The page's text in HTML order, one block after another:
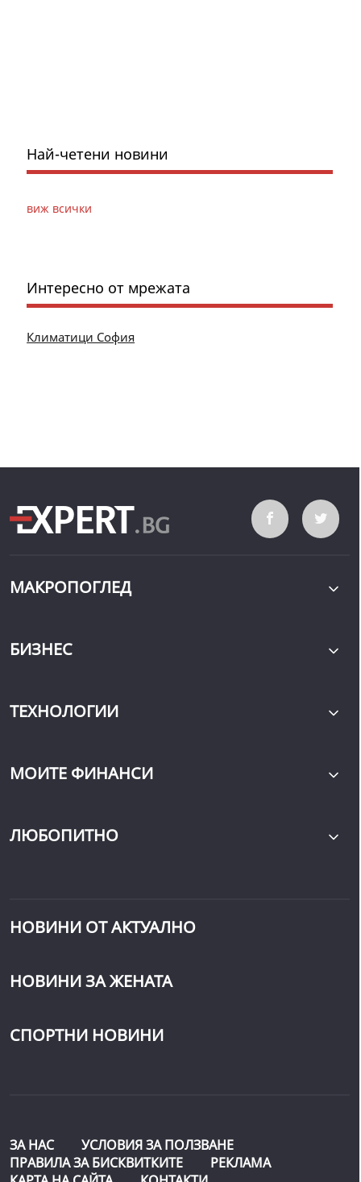
Най-четени новини
виж всички
Интересно от мрежата
Климатици София
МАКРОПОГЛЕД
БИЗНЕС
ТЕХНОЛОГИИ
МОИТЕ ФИНАНСИ
ЛЮБОПИТНО
НОВИНИ ОТ АКТУАЛНО
НОВИНИ ЗА ЖЕНАТА
СПОРТНИ НОВИНИ
ЗА НАС
УСЛОВИЯ ЗА ПОЛЗВАНЕ
ПРАВИЛА ЗА БИСКВИТКИТЕ
РЕКЛАМА